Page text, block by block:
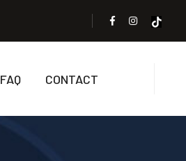
FAQ CONTACT